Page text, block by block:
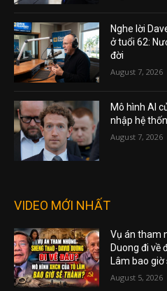
Nghe lời
ở tuổi 62:
đời
August 7, 2026
Mô hình AI
nhập hệ
August 7, 2026
VIDEO MỚI NHẤT
Vụ án tham
Duong đi về
Lâm bao giờ
August 5, 2026